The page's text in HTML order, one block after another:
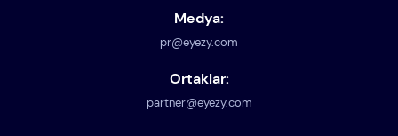
Medya:
pr@eyezy.com
Ortaklar:
partner@eyezy.com